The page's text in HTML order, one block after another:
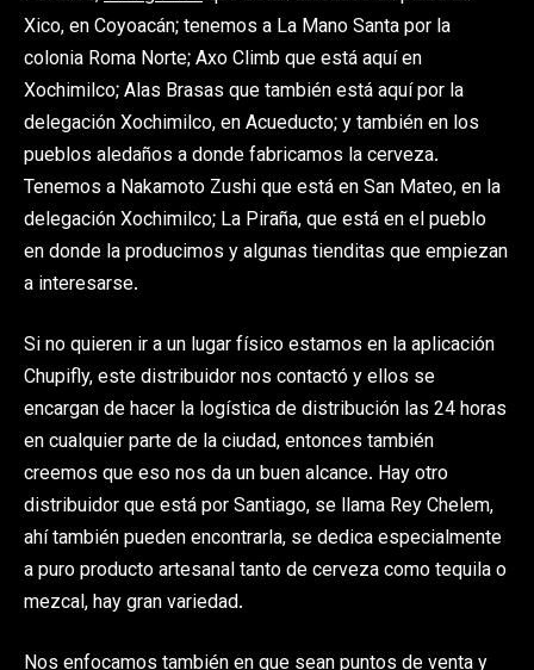
Xico, en Coyoacán; tenemos a La Mano Santa por la
colonia Roma Norte; Axo Climb que está aquí en
Xochimilco; Alas Brasas que también está aquí por la
delegación Xochimilco, en Acueducto; y también en los
pueblos aledaños a donde fabricamos la cerveza.
Tenemos a Nakamoto Zushi que está en San Mateo, en la
delegación Xochimilco; La Piraña, que está en el pueblo
en donde la producimos y algunas tienditas que empiezan
a interesarse.
Si no quieren ir a un lugar físico estamos en la aplicación
Chupifly, este distribuidor nos contactó y ellos se
encargan de hacer la logística de distribución las 24 horas
en cualquier parte de la ciudad, entonces también
creemos que eso nos da un buen alcance. Hay otro
distribuidor que está por Santiago, se llama Rey Chelem,
ahí también pueden encontrarla, se dedica especialmente
a puro producto artesanal tanto de cerveza como tequila o
mezcal, hay gran variedad.